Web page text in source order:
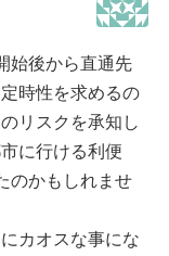
始後から直通先
時性を求めるの
リスクを承知し
に行ける利便
のかもしれませ
カオスな事にな